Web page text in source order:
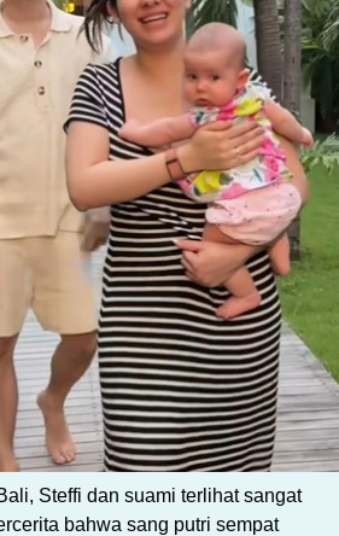
Steffi dan suami terlihat sangat
bahwa sang putri sempat